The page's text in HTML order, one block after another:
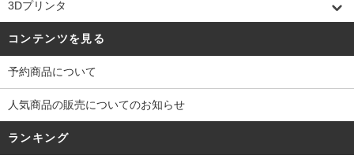
3Dプリンタ
コンテンツを見る
予約商品について
人気商品の販売についてのお知らせ
ランキング